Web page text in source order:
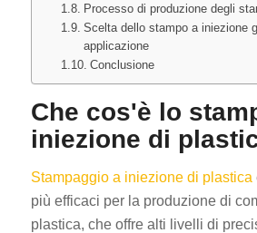
Processo di produzione degli
Scelta dello stampo a iniezione
applicazione
Conclusione
Che cos'è lo
iniezione di
Stampaggio a iniezione di plastica
più efficaci per la produzione di
plastica, che offre alti livelli di